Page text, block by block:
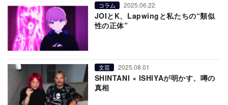
コラム 2025.06.22
JOIとK、Lapwingと私たちの“類似
性の正体”
文芸 2025.08.01
SHINTANI × ISHIYAが明かす、噂の
真相